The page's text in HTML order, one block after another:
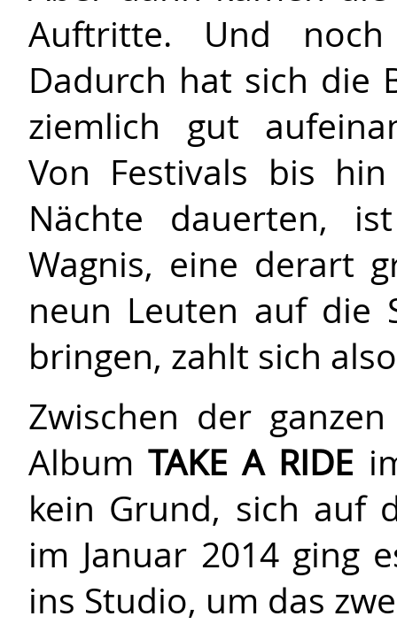
Auftritte. Und
Dadurch hat sich die
ziemlich gut
Von Festivals bis
Nächte dauerten,
Wagnis, eine derart
neun Leuten auf die
bringen, zahlt sich
Zwischen der
AlbumTAKE A RIDE
kein Grund, sich auf
im Januar 2014 ging
ins Studio, um das